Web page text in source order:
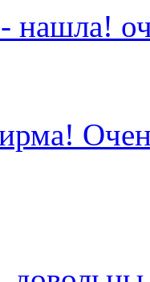
нашла!